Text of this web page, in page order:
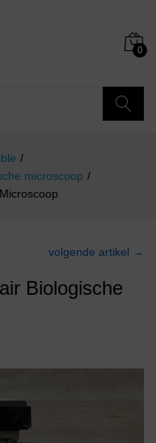
0
/
microscoop /
volgende artikel →
Biologische